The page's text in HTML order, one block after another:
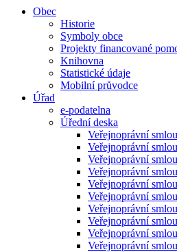
Obec
Historie
Symboly obce
Projekty financované
Knihovna
Statistické údaje
Mobilní průvodce
Úřad
e-podatelna
Úřední deska
Veřejnoprávní
Veřejnoprávní
Veřejnoprávní
Veřejnoprávní
Veřejnoprávní
Veřejnoprávní
Veřejnoprávní
Veřejnoprávní
Veřejnoprávní
Veřejnoprávní